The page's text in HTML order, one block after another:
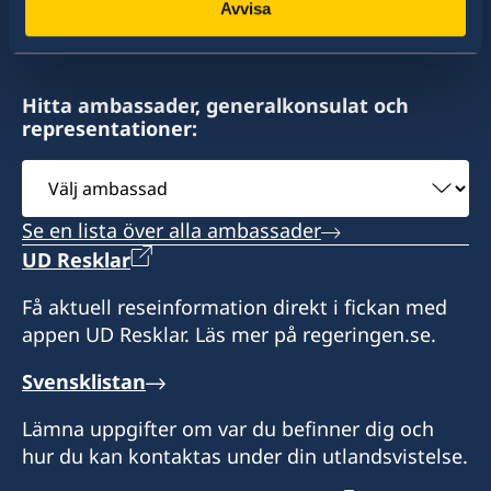
Avvisa
av drygt 100 utlandsmyndigheter.
Hitta ambassader, generalkonsulat och
representationer:
Välj
ambassad
Se en lista över alla ambassader
UD Resklar
Få aktuell reseinformation direkt i fickan med
appen UD Resklar. Läs mer på regeringen.se.
Svensklistan
Lämna uppgifter om var du befinner dig och
hur du kan kontaktas under din utlandsvistelse.